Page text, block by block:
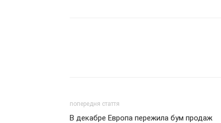
попередня стаття
В декабре Европа пережила бум продаж